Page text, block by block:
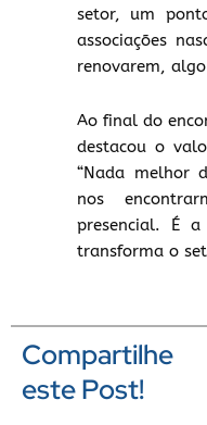
setor, um
associações
renovarem,
Ao final do
destacou o
“Nada melhor
nos
presencial. É
transforma o
Compartilhe
este Post!